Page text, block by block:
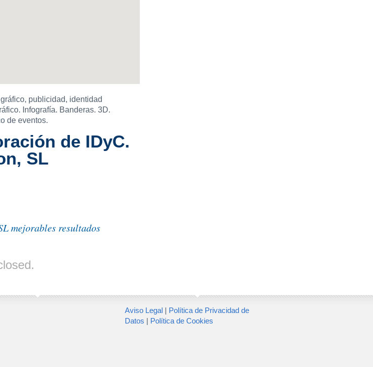
publicidad, identidad
Infografía. Banderas. 3D.
de eventos.
de IDyC.
SL
mejorables resultados
Aviso Legal | Política de Privacidad de
Datos | Política de Cookies